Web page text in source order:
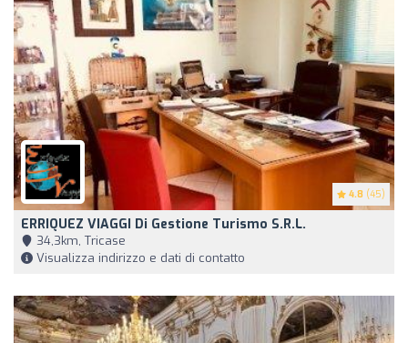
4.8 (45)
ERRIQUEZ VIAGGI Di Gestione Turismo S.R.L.
34,3km, Tricase
Visualizza indirizzo e dati di contatto